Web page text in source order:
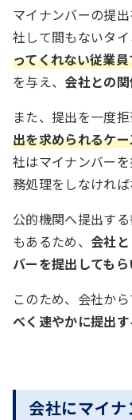
マイナンバーの提
社して間もないタ
ってくれない従業
を与え、 会社との
また、提出を一度
出を求められるケ
社はマイナンバー
務処理をしなければ
公的機関へ提出す
もあるため、 会社
バーを提出しても
このため、会社か
べく速やかに提出
会社にマイ